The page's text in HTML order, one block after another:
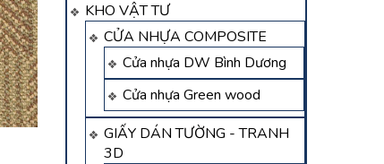
KHO VẬT TƯ
CỬA NHỰA COMPOSITE
Cửa nhựa DW Bình Dương
Cửa nhựa Green wood
GIẤY DÁN TƯỜNG - TRANH
3D